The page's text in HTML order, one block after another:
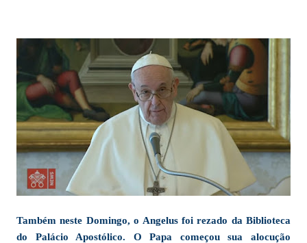
Também neste Domingo, o Angelus foi rezado da Biblioteca
do Palácio Apostólico. O Papa começou sua alocução